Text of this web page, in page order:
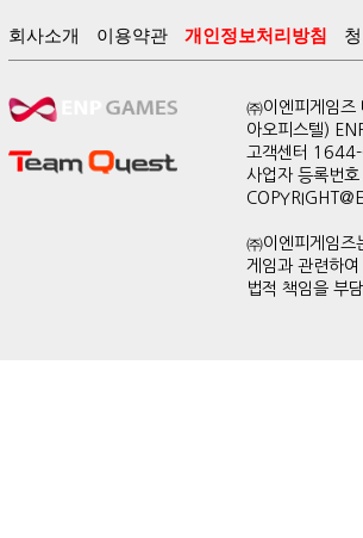
회사소개 이용약관 개인정보처리방침
㈜이엔피게임
아오피스텔)
고객센터
사업자 등록번
㈜이엔피게임즈
게임과 관련하
법적 책임을 부